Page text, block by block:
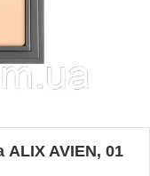
AVIEN, 01